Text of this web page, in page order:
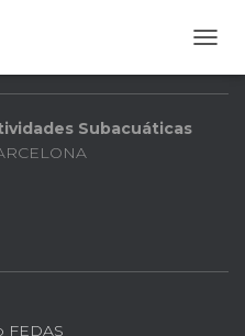
Subacuáticas
FEDAS